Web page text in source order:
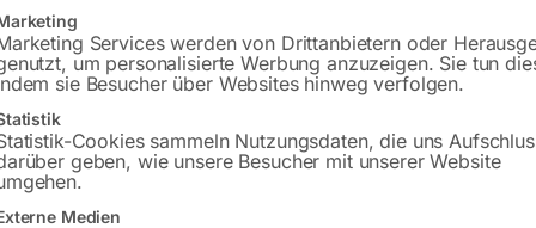
Sie haben
Gerne
Anfrageformular
Services werden von Drittanbietern oder
um personalisierte Werbung anzuzeigen. Sie tun
sie Besucher über Websites hinweg verfolgen.
Cookies sammeln Nutzungsdaten, die uns
geben, wie unsere Besucher mit unserer Website
Medien